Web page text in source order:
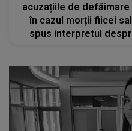
acuzațiile de
în cazul morții fiicei
spus interpretul